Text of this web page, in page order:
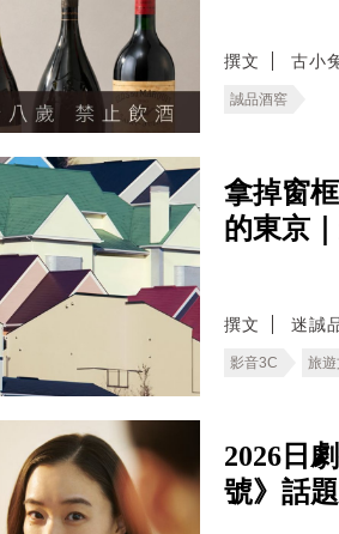
撰文 古小
誠品酒窖
拿掉窗
的東京
撰文 迷誠
影音3C 旅
2026日
號》話